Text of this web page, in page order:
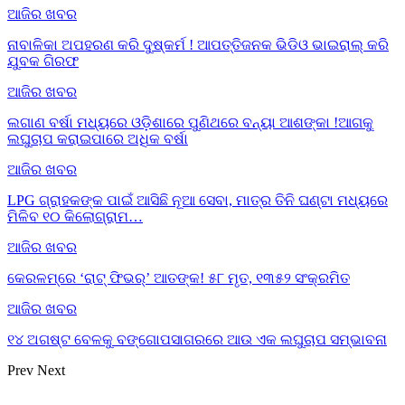
ଆଜିର ଖବର
ନାବାଳିକା ଅପହରଣ କରି ଦୁଷ୍କର୍ମ ! ଆପତ୍ତିଜନକ ଭିଡିଓ ଭାଇରାଲ୍ କରି
ଯୁବକ ଗିରଫ
ଆଜିର ଖବର
ଲଗାଣ ବର୍ଷା ମଧ୍ୟରେ ଓଡ଼ିଶାରେ ପୁଣିଥରେ ବନ୍ୟା ଆଶଙ୍କା !ଆଗକୁ
ଲଘୁଚାପ କରାଇପାରେ ଅଧିକ ବର୍ଷା
ଆଜିର ଖବର
LPG ଗ୍ରାହକଙ୍କ ପାଇଁ ଆସିଛି ନୂଆ ସେବା, ମାତ୍ର ତିନି ଘଣ୍ଟା ମଧ୍ୟରେ
ମିଳିବ ୧୦ କିଲୋଗ୍ରାମ…
ଆଜିର ଖବର
କେରଳମ୍‌ରେ ‘ରାଟ୍ ଫିଭର୍’ ଆତଙ୍କ! ୫୮ ମୃତ, ୧୩୫୨ ସଂକ୍ରମିତ
ଆଜିର ଖବର
୧୪ ଅଗଷ୍ଟ ବେଳକୁ ବଙ୍ଗୋପସାଗରରେ ଆଉ ଏକ ଲଘୁଚାପ ସମ୍ଭାବନା
Prev Next